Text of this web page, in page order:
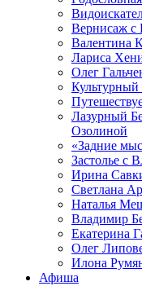
Вернисаж с
Валентина
Лариса
Олег
Культурный
Лазурный
Озолиной
«Задние
Застолье с
Ирина
Светлана
Наталья
Владимир
Екатерина
Олег
Илона
Афиша